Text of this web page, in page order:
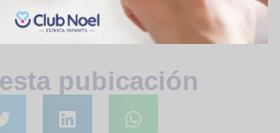
pubicación